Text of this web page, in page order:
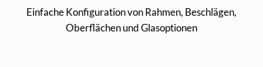
Einfache Konfiguration von Rahmen, Beschlägen,
Oberflächen und Glasoptionen